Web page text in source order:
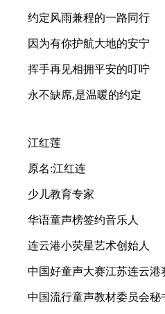
约定风雨兼程的一路同行
因为有你护航大地的安宁
挥手再见相拥平安的叮咛
永不缺席,是温暖的约定
江红莲
原名:江红连
少儿教育专家
华语童声榜签约音乐人
连云港小荧星艺术创始人
中国好童声大赛江苏连云港
中国流行童声教材委员会秘